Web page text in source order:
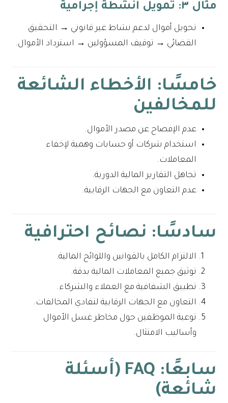
مثال ٣: تمويل أنشطة إجرامية
تحويل أموال لدعم نشاط غير قانوني → التحقيق
القضائي → توقيف المسؤولين → استرداد الأموال.
خامسًا: الأخطاء الشائعة
للمخالفين
عدم الإفصاح عن مصدر الأموال.
استخدام شركات أو حسابات وهمية لإخفاء
المعاملات.
تجاهل التقارير المالية الدورية.
عدم التعاون مع الجهات الرقابية.
سادسًا: نصائح احترافية
الالتزام الكامل بالقوانين واللوائح المالية.
توثيق جميع المعاملات المالية بدقة.
تطبيق الشفافية مع العملاء والشركاء.
التعاون مع الجهات الرقابية لتفادي المخالفات.
توعية الموظفين حول مخاطر غسل الأموال
وأساليب الامتثال.
سابعًا: FAQ (أسئلة
شائعة)